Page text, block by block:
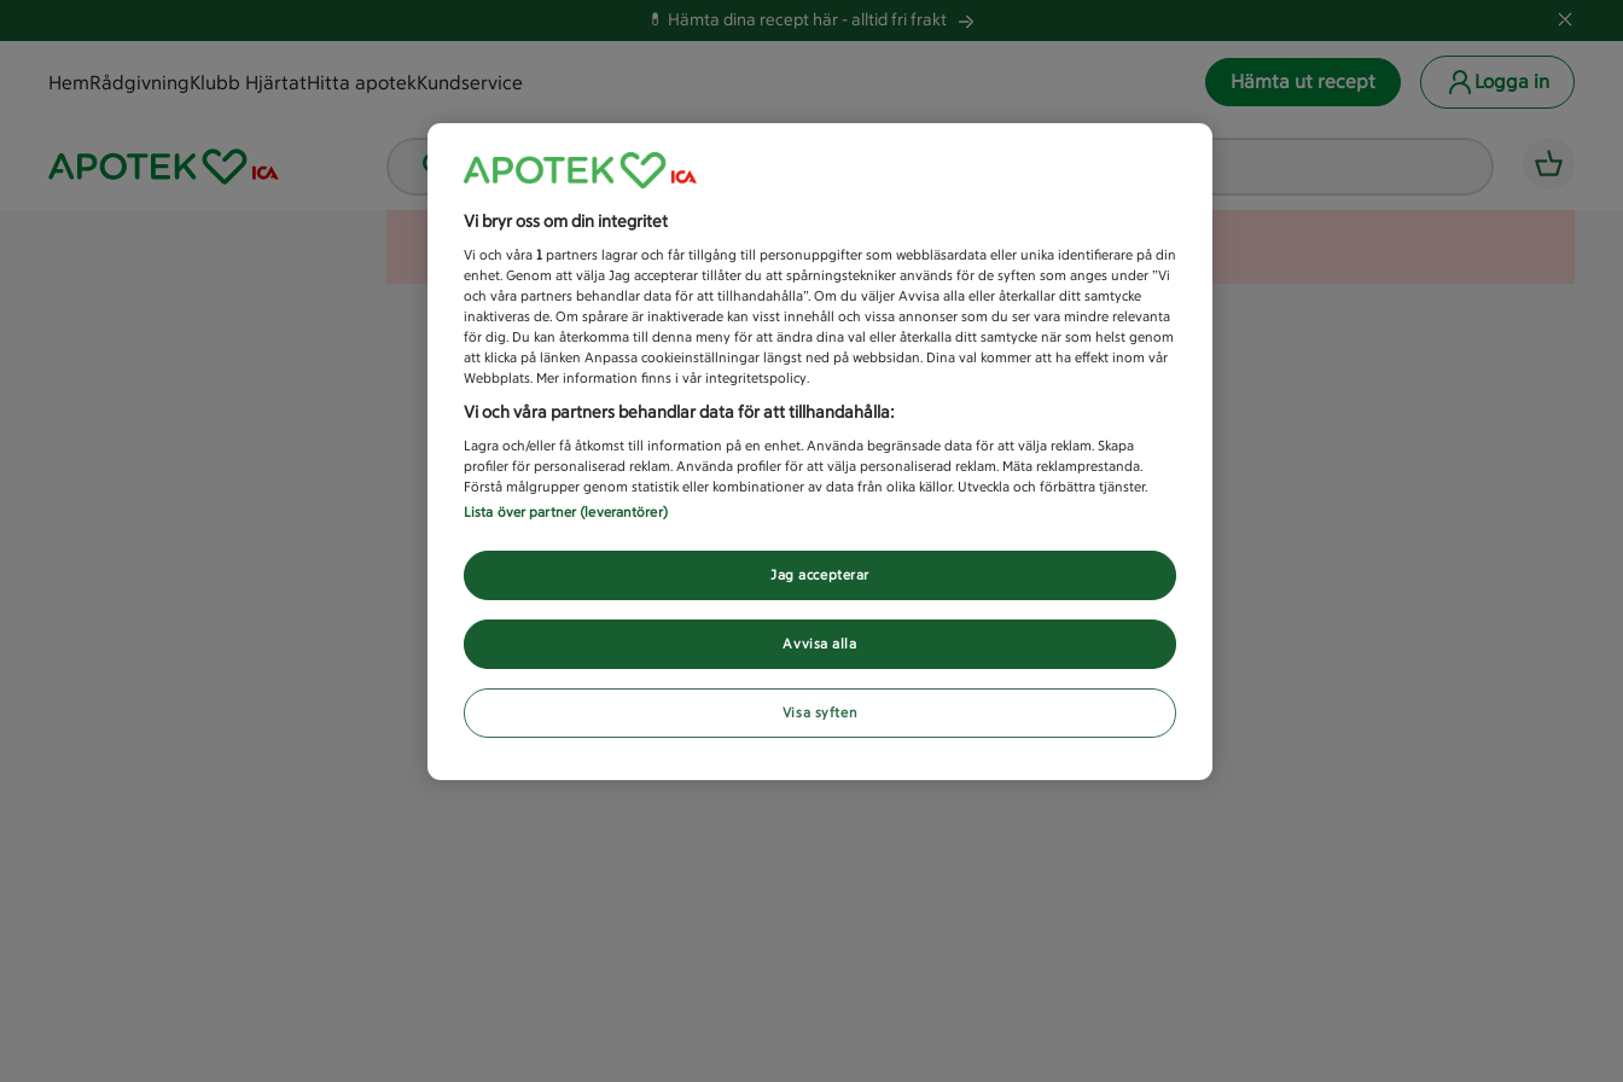
💊 Hämta dina recept här -alltid fri frakt
HemRådgivningKlubb HjärtatHitta apotekKundservice Hämta ut recept Logga in
Vad letar du efter idag?
Unknown error
Vi bryr oss om din integritet
Vi och våra 1 partners lagrar och får tillgång till personuppgifter som webbläsardata eller unika identifierare på din
enhet. Genom att välja Jag accepterar tillåter du att spårningstekniker används för de syften som anges under ”Vi
och våra partners behandlar data för att tillhandahålla”. Om du väljer Avvisa alla eller återkallar ditt samtycke
inaktiveras de. Om spårare är inaktiverade kan visst innehåll och vissa annonser som du ser vara mindre relevanta
för dig. Du kan återkomma till denna meny för att ändra dina val eller återkalla ditt samtycke när som helst genom
att klicka på länken Anpassa cookieinställningar längst ned på webbsidan. Dina val kommer att ha effekt inom vår
Webbplats. Mer information finns i vår integritetspolicy.
Vi och våra partners behandlar data för att tillhandahålla:
Lagra och/eller få åtkomst till information på en enhet. Använda begränsade data för att välja reklam. Skapa
profiler för personaliserad reklam. Använda profiler för att välja personaliserad reklam. Mäta reklamprestanda.
Förstå målgrupper genom statistik eller kombinationer av data från olika källor. Utveckla och förbättra tjänster.
Lista över partner (leverantörer)
Avvisa alla
Jag accepterar
Visa syften